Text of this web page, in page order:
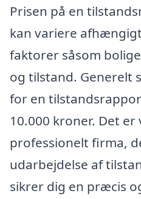
Prisen på en
kan variere
faktorer såsom
og tilstand. Generelt
for en
10.000 kroner. Det
professionelt firma,
udarbejdelse af
sikrer dig en præcis